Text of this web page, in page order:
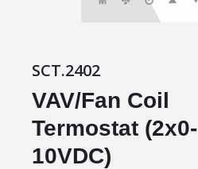
SCT.2402
VAV/Fan Coil
Termostat (2x0-
10VDC)